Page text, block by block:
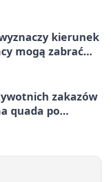
kierunek
mogą zabrać
zakazów
quada po